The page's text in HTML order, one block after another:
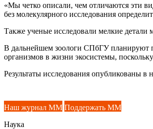
«Мы четко описали, чем отличаются эти
без молекулярного исследования
Также ученые исследовали мелкие
В дальнейшем зоологи СПбГУ планируют
организмов в жизни экосистемы,
Результаты исследования опубликованы в
Наш журнал ММ Поддержать ММ
Наука